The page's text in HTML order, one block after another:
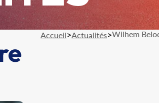
Accueil>Actualités>Wilhem